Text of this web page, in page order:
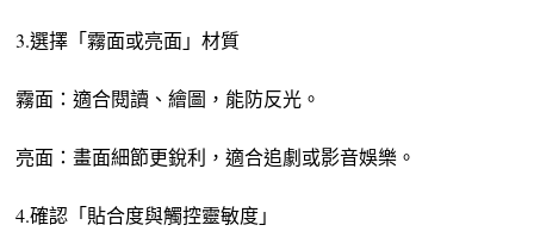
3.選擇「霧面或亮面」材質
霧面：適合閱讀、繪圖，能防反光。
亮面：畫面細節更銳利，適合追劇或影音娛樂。
4.確認「貼合度與觸控靈敏度」